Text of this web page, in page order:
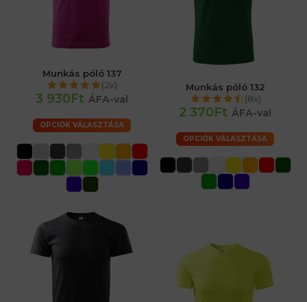
Munkás póló 137
(2x)
3 930Ft ÁFA-val
OPCIÓK VÁLASZTÁSA
Munkás póló 132
(8x)
2 370Ft ÁFA-val
OPCIÓK VÁLASZTÁSA